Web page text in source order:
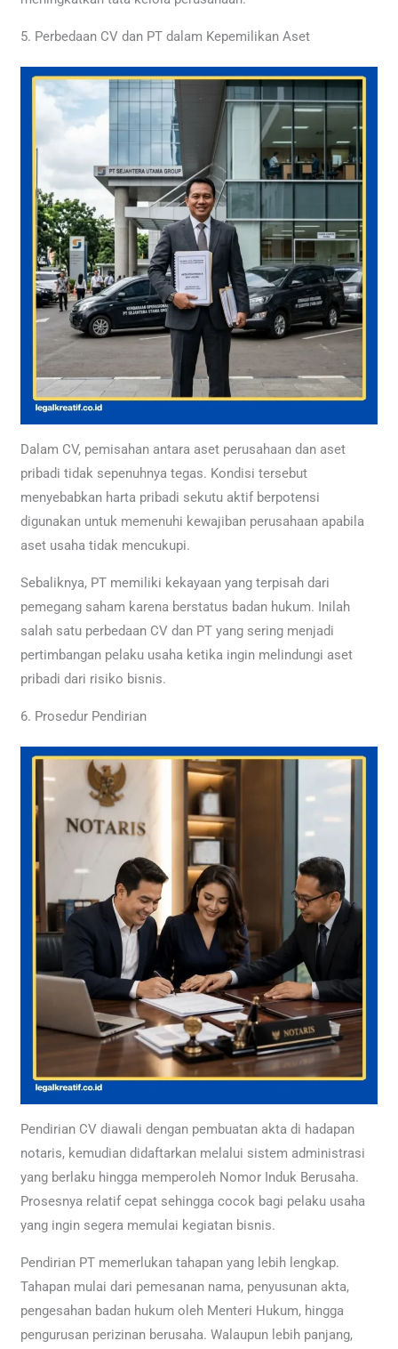
5. Perbedaan CV dan PT dalam Kepemilikan Aset
Dalam CV, pemisahan antara aset perusahaan dan aset
pribadi tidak sepenuhnya tegas. Kondisi tersebut
menyebabkan harta pribadi sekutu aktif berpotensi
digunakan untuk memenuhi kewajiban perusahaan apabila
aset usaha tidak mencukupi.
Sebaliknya, PT memiliki kekayaan yang terpisah dari
pemegang saham karena berstatus badan hukum. Inilah
salah satu perbedaan CV dan PT yang sering menjadi
pertimbangan pelaku usaha ketika ingin melindungi aset
pribadi dari risiko bisnis.
6. Prosedur Pendirian
Pendirian CV diawali dengan pembuatan akta di hadapan
notaris, kemudian didaftarkan melalui sistem administrasi
yang berlaku hingga memperoleh Nomor Induk Berusaha.
Prosesnya relatif cepat sehingga cocok bagi pelaku usaha
yang ingin segera memulai kegiatan bisnis.
Pendirian PT memerlukan tahapan yang lebih lengkap.
Tahapan mulai dari pemesanan nama, penyusunan akta,
pengesahan badan hukum oleh Menteri Hukum, hingga
pengurusan perizinan berusaha. Walaupun lebih panjang,